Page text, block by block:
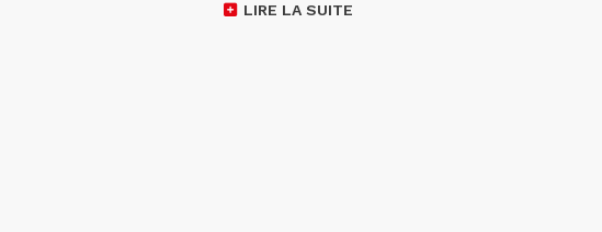
LIRE LA SUITE